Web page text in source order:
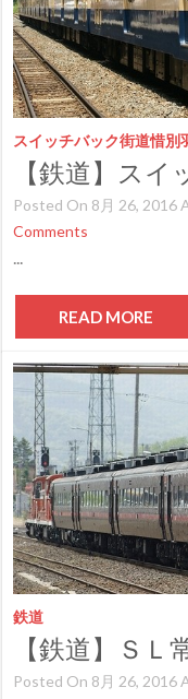
スイッチバック街道惜別
【鉄道】ス
Posted On 8月 26, 2016
Comments
...
READ MORE
鉄道
【鉄道】ＳＬ
Posted On 8月 26, 2016